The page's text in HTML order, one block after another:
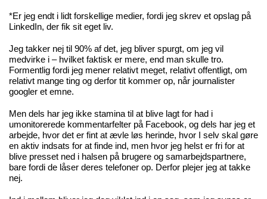
*Er jeg endt i lidt forskellige medier, fordi jeg skrev et opslag på
LinkedIn, der fik sit eget liv.
Jeg takker nej til 90% af det, jeg bliver spurgt, om jeg vil
medvirke i – hvilket faktisk er mere, end man skulle tro.
Formentlig fordi jeg mener relativt meget, relativt offentligt, om
relativt mange ting og derfor tit kommer op, når journalister
googler et emne.
Men dels har jeg ikke stamina til at blive lagt for had i
umonitorerede kommentarfelter på Facebook, og dels har jeg et
arbejde, hvor det er fint at ævle løs herinde, hvor I selv skal gøre
en aktiv indsats for at finde ind, men hvor jeg helst er fri for at
blive presset ned i halsen på brugere og samarbejdspartnere,
bare fordi de låser deres telefoner op. Derfor plejer jeg at takke
nej.